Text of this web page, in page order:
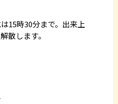
15時30分まで。出来上
散します。